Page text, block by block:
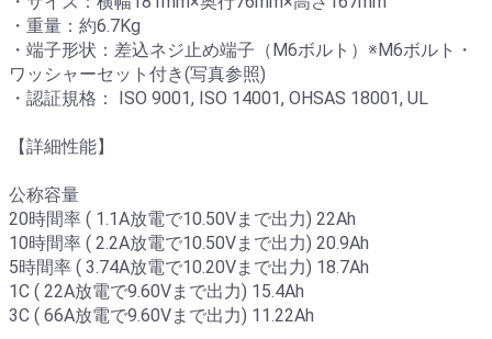
・重量：約6.7Kg
・端子形状：差込ネジ止め端子（M6ボルト）※M6ボルト・
ワッシャーセット付き(写真参照)
・認証規格： ISO 9001, ISO 14001, OHSAS 18001, UL
【詳細性能】
公称容量
20時間率 ( 1.1A放電で10.50Vまで出力) 22Ah
10時間率 ( 2.2A放電で10.50Vまで出力) 20.9Ah
5時間率 ( 3.74A放電で10.20Vまで出力) 18.7Ah
1C ( 22A放電で9.60Vまで出力) 15.4Ah
3C ( 66A放電で9.60Vまで出力) 11.22Ah